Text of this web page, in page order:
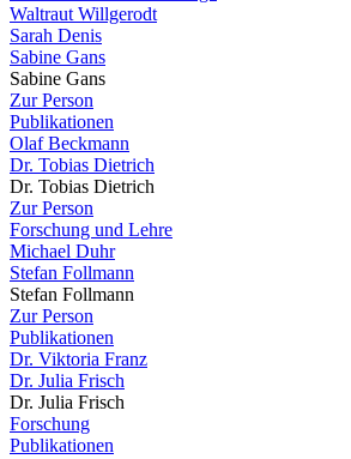
Waltraut Willgerodt
Sarah Denis
Sabine Gans
Sabine Gans
Zur Person
Publikationen
Olaf Beckmann
Dr. Tobias Dietrich
Dr. Tobias Dietrich
Zur Person
Forschung und Lehre
Michael Duhr
Stefan Follmann
Stefan Follmann
Zur Person
Publikationen
Dr. Viktoria Franz
Dr. Julia Frisch
Dr. Julia Frisch
Forschung
Publikationen